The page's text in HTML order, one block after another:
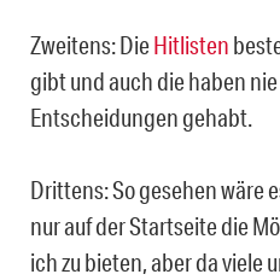
Zweitens: DieHitlisten
gibt und auch die haben
Entscheidungen gehabt.
Drittens: So gesehen wäre
nur auf der Startseite die
ich zu bieten, aber da viele